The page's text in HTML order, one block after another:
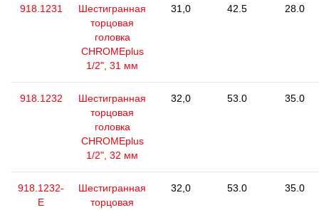
918.1231
Шестигранная
торцовая
головка
CHROMEplus
1/2", 31 мм
31,0 42.5 28.0
918.1232
Шестигранная
торцовая
головка
CHROMEplus
1/2", 32 мм
32,0 53.0 35.0
918.1232-
E
Шестигранная
торцовая
32,0 53.0 35.0